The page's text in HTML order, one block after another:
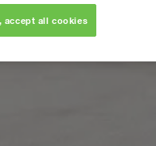
accept all cookies